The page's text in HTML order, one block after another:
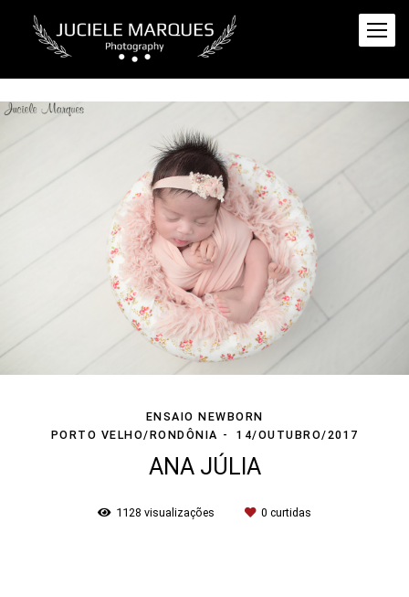
ENSAIO NEWBORN
PORTO VELHO/RONDÔNIA
14/OUTUBRO/2017
ANA JÚLIA
1128 visualizações 0 curtidas